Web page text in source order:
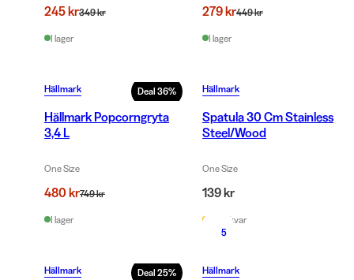
245 kr349 kr
I lager
279 kr449 kr
I lager
Deal 36%
Hällmark
Hällmark Popcorngryta
3,4 L
One Size
480 kr749 kr
I lager
Hällmark
Spatula 30 Cm Stainless
Steel/Wood
One Size
139 kr
Fåtal kvar
Deal 25%
Hällmark
5
Hällmark